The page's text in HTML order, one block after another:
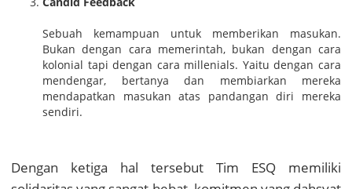
Sebuah kemampuan untuk memberikan masukan.
Bukan dengan cara memerintah, bukan dengan cara
kolonial tapi dengan cara millenials. Yaitu dengan cara
mendengar, bertanya dan membiarkan mereka
mendapatkan masukan atas pandangan diri mereka
sendiri.
Dengan ketiga hal tersebut Tim ESQ memiliki